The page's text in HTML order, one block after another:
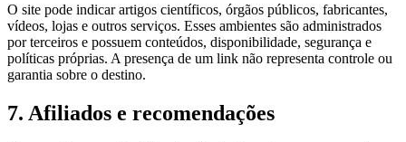
O site pode indicar artigos científicos, órgãos públicos, fabricantes,
vídeos, lojas e outros serviços. Esses ambientes são administrados
por terceiros e possuem conteúdos, disponibilidade, segurança e
políticas próprias. A presença de um link não representa controle ou
garantia sobre o destino.
7. Afiliados e recomendações